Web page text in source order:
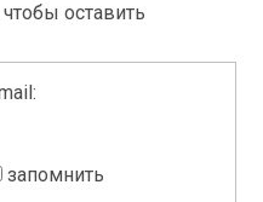
оставить
запомнить